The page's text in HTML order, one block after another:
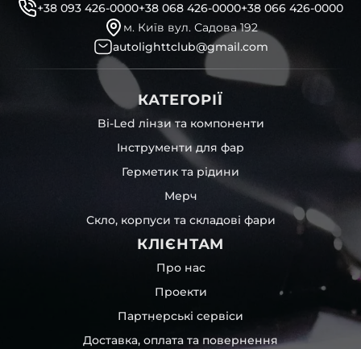
+38 093 426-0000+38 068 426-0000+38 066 426-0000
м. Київ вул. Садова 192
autolighttclub@gmail.com
КАТЕГОРІЇ
Bi-Led лінзи та компоненти
Інструменти для фар
Герметик та рідини
Мерч
Скло, корпуси та складові фари
КЛІЄНТАМ
Про нас
Проекти
Партнерські сервіси
Доставка, оплата та повернення